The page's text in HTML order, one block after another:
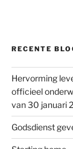
RECENTE
Hervorming
officieel
van 30 januari
Godsdienst